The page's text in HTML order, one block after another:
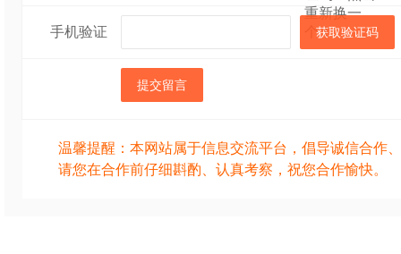
手机验证 获取验证码
提交留言
温馨提醒：本网站属于信息交流平台，倡导诚信合作
请您在合作前仔细斟酌、认真考察，祝您合作愉快。